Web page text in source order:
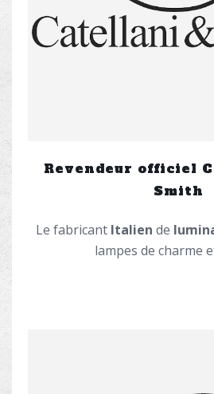
Revendeur officiel
Smith
Le fabricant Italien de
lampes de charme